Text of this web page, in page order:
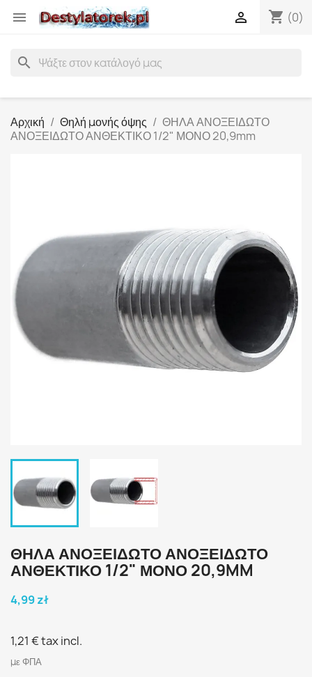
 shopping_cart (0)

search
Αρχική Θηλή μονής όψης
ΘΗΛΑ ΑΝΟΞΕΙΔΩΤΟ
ΑΝΟΞΕΙΔΩΤΟ ΑΝΘΕΚΤΙΚΟ 1/2" ΜΟΝΟ 20,9mm
ΘΗΛΑ ΑΝΟΞΕΙΔΩΤΟ ΑΝΟΞΕΙΔΩΤΟ
ΑΝΘΕΚΤΙΚΟ 1/2" ΜΟΝΟ 20,9MM
4,99 zł
1,21 €tax incl.
με ΦΠΑ